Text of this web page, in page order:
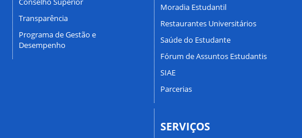
Transparência
Programa de Gestão e
Desempenho
Moradia Estudantil
Restaurantes Universitários
Saúde do Estudante
Fórum de Assuntos Estudantis
SIAE
Parcerias
SERVIÇOS